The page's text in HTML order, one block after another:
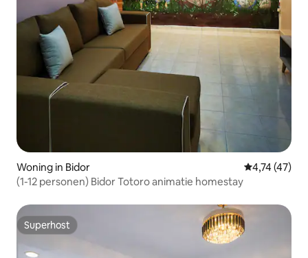
Woning in Bidor Gemiddelde
4,74 (47)
(1-12 personen) Bidor Totoro animatie homestay
Superhost
Superhost